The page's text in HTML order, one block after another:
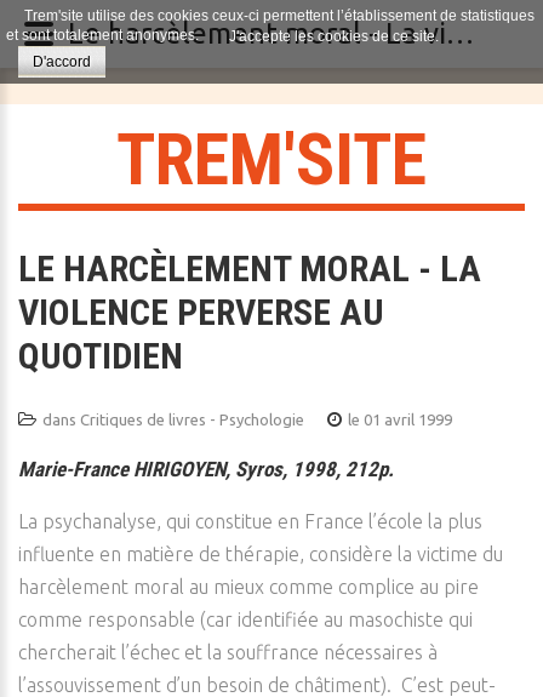
TREM'SITE
LE HARCÈLEMENT MORAL - LA
VIOLENCE PERVERSE AU
QUOTIDIEN
dans Critiques de livres - Psychologie le 01 avril 1999
Marie-France HIRIGOYEN, Syros, 1998, 212p.
La psychanalyse, qui constitue en France l’école la plus
influente en matière de thérapie, considère la victime du
harcèlement moral au mieux comme complice au pire
comme responsable (car identifiée au masochiste qui
chercherait l’échec et la souffrance nécessaires à
l’assouvissement d’un besoin de châtiment). C’est peut-
Trem'site utilise des cookies ceux-ci permettent l’établissement de statistiques
et sont totalement anonymes.
J'accepte les cookies de ce site.
D'accord
Le harcèlement moral - La violence perverse au quotidien